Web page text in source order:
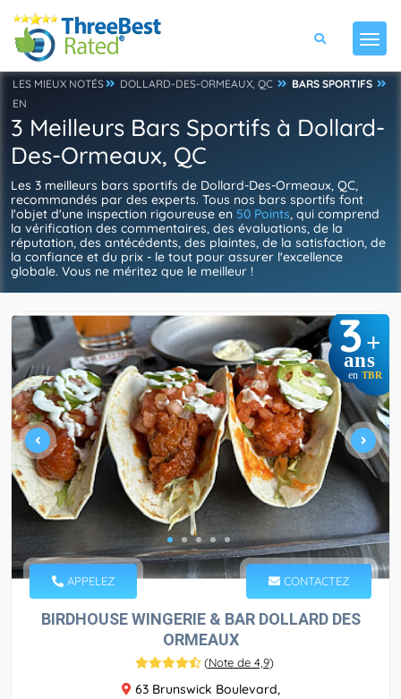
LES MIEUX NOTÉS DOLLARD-DES-ORMEAUX, QC
BARS SPORTIFS
EN
3 Meilleurs Bars Sportifs à Dollard-
Des-Ormeaux, QC
Les 3 meilleurs bars sportifs de Dollard-Des-Ormeaux, QC,
recommandés par des experts. Tous nos bars sportifs font
l'objet d'une inspection rigoureuse en 50 Points, qui comprend
la vérification des commentaires, des évaluations, de la
réputation, des antécédents, des plaintes, de la satisfaction, de
la confiance et du prix - le tout pour assurer l'excellence
globale. Vous ne méritez que le meilleur !
3+
ans
en TBR
APPELEZ CONTACTEZ
BIRDHOUSE WINGERIE & BAR DOLLARD DES
ORMEAUX
(Note de 4,9)
63 Brunswick Boulevard,